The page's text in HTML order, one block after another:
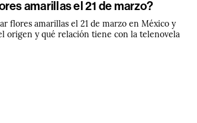
amarillas el 21 de marzo?
flores amarillas el 21 de marzo en México y
origen y qué relación tiene con la telenovela